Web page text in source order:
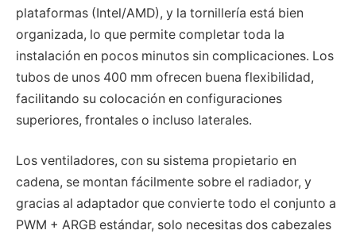
plataformas (Intel/AMD), y la tornillería está bien
organizada, lo que permite completar toda la
instalación en pocos minutos sin complicaciones. Los
tubos de unos 400 mm ofrecen buena flexibilidad,
facilitando su colocación en configuraciones
superiores, frontales o incluso laterales.
Los ventiladores, con su sistema propietario en
cadena, se montan fácilmente sobre el radiador, y
gracias al adaptador que convierte todo el conjunto a
PWM + ARGB estándar, solo necesitas dos cabezales